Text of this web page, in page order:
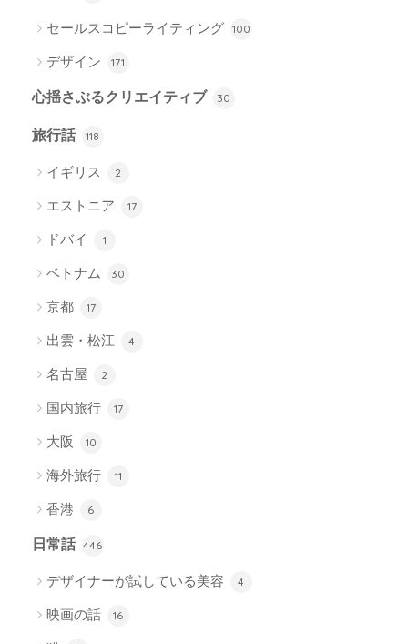
セールスコピーライティング 100
デザイン 171
心揺さぶるクリエイティブ 30
旅行話 118
イギリス 2
エストニア 17
ドバイ 1
ベトナム 30
京都 17
出雲・松江 4
名古屋 2
国内旅行 17
大阪 10
海外旅行 11
香港 6
日常話 446
デザイナーが試している美容 4
映画の話 16